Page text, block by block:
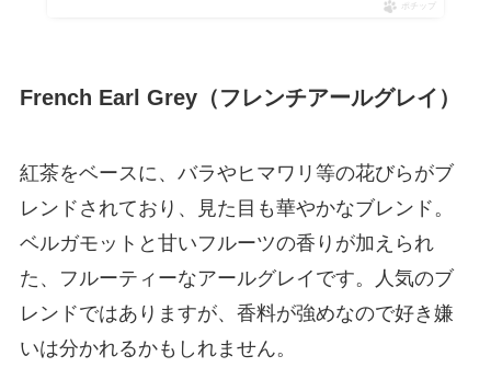
ポチップ
French Earl Grey（フレンチアールグレイ）
紅茶をベースに、バラやヒマワリ等の花びらがブ
レンドされており、見た目も華やかなブレンド。
ベルガモットと甘いフルーツの香りが加えられ
た、フルーティーなアールグレイです。人気のブ
レンドではありますが、香料が強めなので好き嫌
いは分かれるかもしれません。